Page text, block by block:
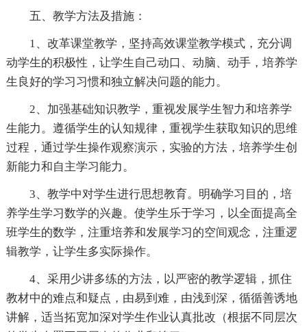
五、教学方法及措施：
1、改革课堂教学，坚持高效课堂教学模式，充分调
动学生的积极性，让学生自己动口、动脑、动手，培养学
生良好的学习习惯和独立解决问题的能力。
2、加强基础知识教学，重视发展学生智力和培养学
生能力。遵循学生的认知规律，重视学生获取知识的思维
过程，通过学生操作观察演示，实验的方法，培养学生创
新能力和自主学习能力。
3、教学中对学生进行思想教育。明确学习目的，培
养学生学习数学的兴趣。使学生乐于学习，以全面提高全
班学生的数学，注重培养和发展学习的空间观念，注重逻
辑教学，让学生多实际操作。
4、采用少讲多练的方法，以严密的教学逻辑，抓住
教材中的难点和疑点，由易到难，由浅到深，循循善诱地
讲解，适当拓宽加深对学生作业认真批改（根据不同层次